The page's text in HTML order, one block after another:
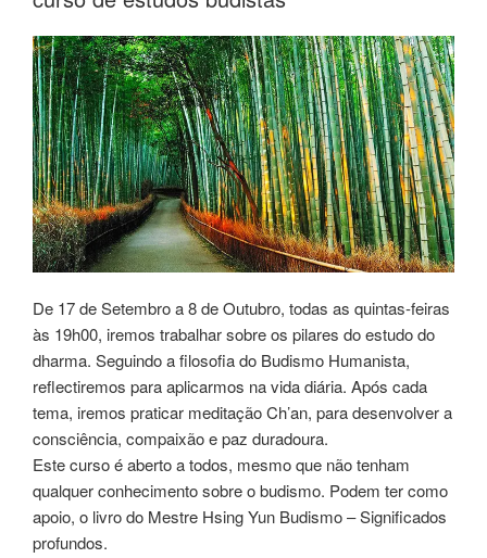
De 17 de Setembro a 8 de Outubro, todas as quintas-feiras
às 19h00, iremos trabalhar sobre os pilares do estudo do
dharma. Seguindo a filosofia do Budismo Humanista,
reflectiremos para aplicarmos na vida diária. Após cada
tema, iremos praticar meditação Ch’an, para desenvolver a
consciência, compaixão e paz duradoura.
Este curso é aberto a todos, mesmo que não tenham
qualquer conhecimento sobre o budismo. Podem ter como
apoio, o livro do Mestre Hsing Yun Budismo – Significados
profundos.